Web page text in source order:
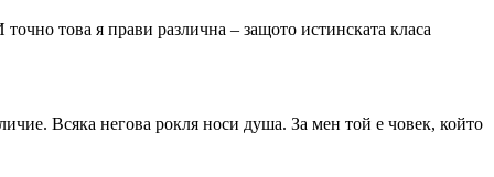
това я прави различна – защото истинската класа
Всяка негова рокля носи душа. За мен той е човек, който